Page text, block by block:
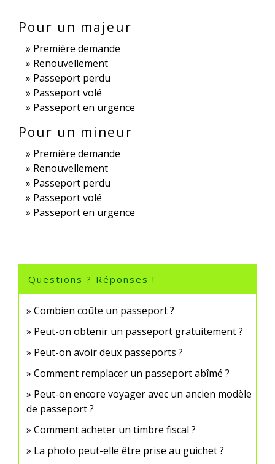
Pour un majeur
Première demande
Renouvellement
Passeport perdu
Passeport volé
Passeport en urgence
Pour un mineur
Première demande
Renouvellement
Passeport perdu
Passeport volé
Passeport en urgence
Questions ? Réponses !
Combien coûte un passeport ?
Peut-on obtenir un passeport gratuitement ?
Peut-on avoir deux passeports ?
Comment remplacer un passeport abîmé ?
Peut-on encore voyager avec un ancien modèle
de passeport ?
Comment acheter un timbre fiscal ?
La photo peut-elle être prise au guichet ?